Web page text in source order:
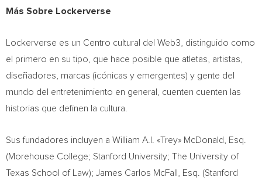
Más Sobre Lockerverse
Lockerverse es un Centro cultural del Web3, distinguido como
el primero en su tipo, que hace posible que atletas, artistas,
diseñadores, marcas (icónicas y emergentes) y gente del
mundo del entretenimiento en general, cuenten cuenten las
historias que definen la cultura.
Sus fundadores incluyen a William A.I. «Trey» McDonald, Esq.
(Morehouse College; Stanford University; The University of
Texas School of Law); James Carlos McFall, Esq. (Stanford